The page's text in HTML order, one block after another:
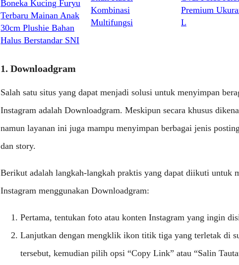
Boneka Kucing Furyu
Terbaru Mainan Anak
30cm Plushie Bahan
Halus Berstandar SNI
Kombinasi
Multifungsi
Premium
L
1. Downloadgram
Salah satu situs yang dapat menjadi solusi untuk menyimpan
Instagram adalah Downloadgram. Meskipun secara khusus
namun layanan ini juga mampu menyimpan berbagai jenis
dan story.
Berikut adalah langkah-langkah praktis yang dapat diikuti untuk
Instagram menggunakan Downloadgram:
Pertama, tentukan foto atau konten Instagram yang ingin
Lanjutkan dengan mengklik ikon titik tiga yang terletak di
tersebut, kemudian pilih opsi “Copy Link” atau “Salin